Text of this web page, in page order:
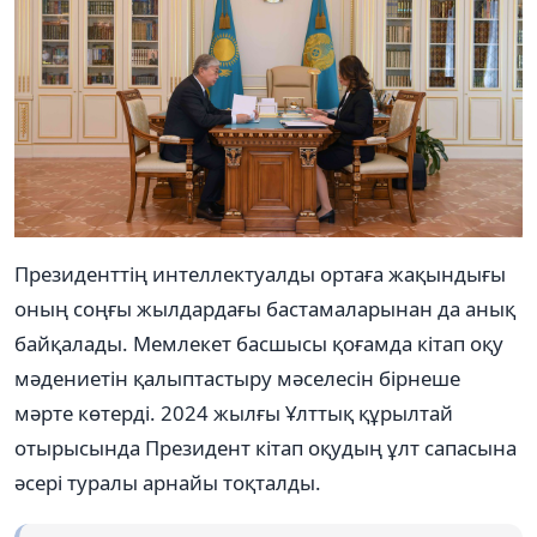
Президенттің интеллектуалды ортаға жақындығы
оның соңғы жылдардағы бастамаларынан да анық
байқалады. Мемлекет басшысы қоғамда кітап оқу
мәдениетін қалыптастыру мәселесін бірнеше
мәрте көтерді. 2024 жылғы Ұлттық құрылтай
отырысында Президент кітап оқудың ұлт сапасына
әсері туралы арнайы тоқталды.